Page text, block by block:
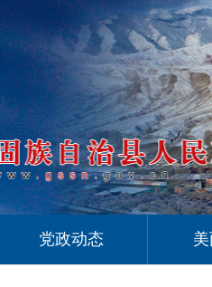
党政动态